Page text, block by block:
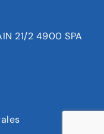
21/2 4900 SPA